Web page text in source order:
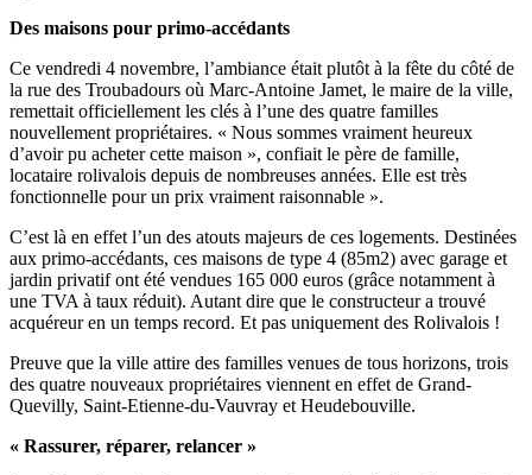
Des maisons pour primo-accédants
Ce vendredi 4 novembre, l’ambiance était plutôt à la fête du côté de
la rue des Troubadours où Marc-Antoine Jamet, le maire de la ville,
remettait officiellement les clés à l’une des quatre familles
nouvellement propriétaires. « Nous sommes vraiment heureux
d’avoir pu acheter cette maison », confiait le père de famille,
locataire rolivalois depuis de nombreuses années. Elle est très
fonctionnelle pour un prix vraiment raisonnable ».
C’est là en effet l’un des atouts majeurs de ces logements. Destinées
aux primo-accédants, ces maisons de type 4 (85m2) avec garage et
jardin privatif ont été vendues 165 000 euros (grâce notamment à
une TVA à taux réduit). Autant dire que le constructeur a trouvé
acquéreur en un temps record. Et pas uniquement des Rolivalois !
Preuve que la ville attire des familles venues de tous horizons, trois
des quatre nouveaux propriétaires viennent en effet de Grand-
Quevilly, Saint-Etienne-du-Vauvray et Heudebouville.
« Rassurer, réparer, relancer »